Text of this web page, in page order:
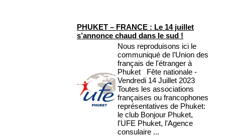
PHUKET – FRANCE : Le 14 juillet
s’annonce chaud dans le sud !
Nous reproduisons ici le
communiqué de l’Union des
français de l'étranger à
Phuket Fête nationale -
Vendredi 14 Juillet 2023
Toutes les associations
françaises ou francophones
représentatives de Phuket:
le club Bonjour Phuket,
l'UFE Phuket, l'Agence
consulaire ...